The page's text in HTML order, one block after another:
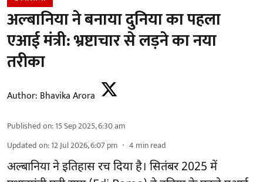
अल्बानिया ने बनाया दुनिया का पहला
एआई मंत्री: भ्रष्टाचार से लड़ने का नया
तरीका
Author: Bhavika Arora
Published on:15 Sep 2025, 6:30 am
Updated on:12 Jul 2026, 6:07 pm 4 min read
अल्बानिया ने इतिहास रच दिया है। सितंबर 2025 में